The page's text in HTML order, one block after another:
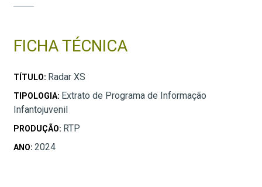
FICHA TÉCNICA
TÍTULO: Radar XS
TIPOLOGIA: Extrato de Programa de Informação
Infantojuvenil
PRODUÇÃO: RTP
ANO: 2024